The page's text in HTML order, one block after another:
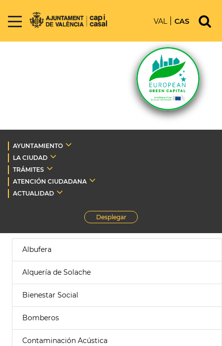
VAL CAS
AYUNTAMIENTO
LA CIUDAD
TRÁMITES
ATENCIÓN CIUDADANA
ACTUALIDAD
Desplegar
Albufera
Alquería de Solache
Bienestar Social
Bomberos
Contaminación Acústica